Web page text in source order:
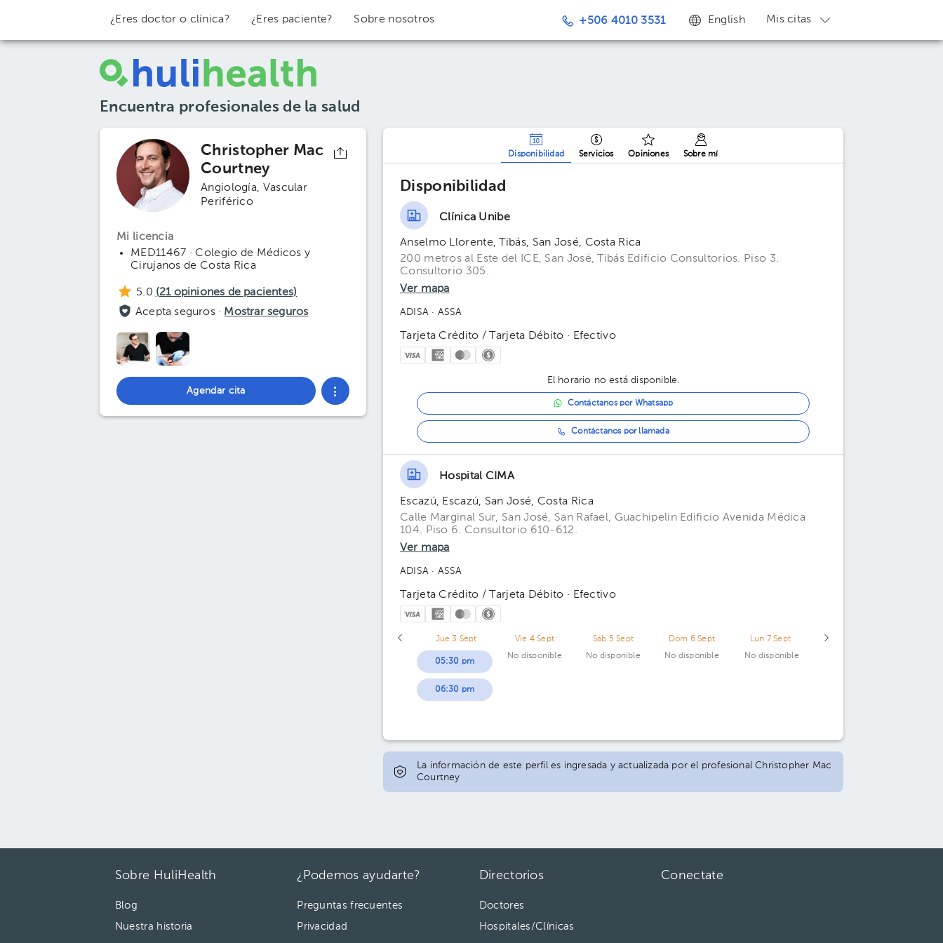
¿Eres doctor o clínica? ¿Eres paciente? Sobre nosotros +506 4010 3531 English Mis citas
Encuentra profesionales de la salud
Christopher Mac
Courtney
Angiología Vascular
Periférico
Mi licencia
MED11467 · Colegio de Médicos y
Cirujanos de Costa Rica
5.0 (21opiniones de pacientes)
Acepta seguros · Mostrar seguros
Agendar cita
Disponibilidad Servicios Opiniones Sobre mí
Disponibilidad
Clínica Unibe
Anselmo Llorente, Tibás, San José, Costa Rica
200 metros al Este del ICE, San José, Tibás Edificio Consultorios. Piso 3.
Consultorio 305.
Ver mapa
ADISA · ASSA
Tarjeta Crédito / Tarjeta Débito · Efectivo
El horario no está disponible.
Contáctanos por Whatsapp
Contáctanos por llamada
Hospital CIMA
Escazú, Escazú, San José, Costa Rica
Calle Marginal Sur, San José, San Rafael, Guachipelin Edificio Avenida Médica
104. Piso 6. Consultorio 610-612.
Ver mapa
ADISA · ASSA
Tarjeta Crédito / Tarjeta Débito · Efectivo
Jue 3 Sept
05:30 pm
06:30 pm
Vie 4 Sept
No disponible
Sáb 5 Sept
No disponible
Dom 6 Sept
No disponible
Lun 7 Sept
No disponible
La información de este perfil es ingresada y actualizada por el profesional Christopher Mac
Courtney
Sobre HuliHealth
Blog
Nuestra historia
¿Podemos ayudarte?
Preguntas frecuentes
Privacidad
Directorios
Doctores
Hospitales/Clínicas
Conectate